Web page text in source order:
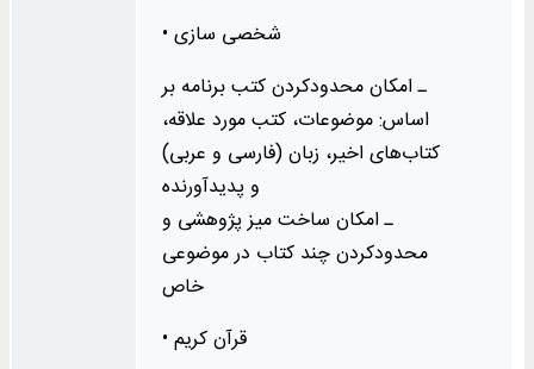
• شخصی سازی
ـ امکان محدودکردن کتب برنامه بر
اساس: موضوعات، کتب مورد علاقه،
کتاب‌های اخیر، زبان (فارسی و عربی)
و پدیدآورنده
ـ امکان ساخت میز پژوهشی و
محدودکردن چند کتاب در موضوعی
خاص
• قرآن کریم